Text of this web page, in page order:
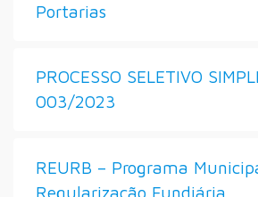
Portarias
PROCESSO SELETIVO
003/2023
REURB – Programa
Regularização Fundiária